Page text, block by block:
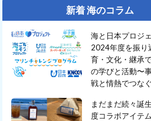
新着 海のコラム
海と日本プロジ
2024年度を振り
育・文化・継承
の学びと活動〜
戦と情熱でつな
まだまだ続々誕
度コラボアイテ